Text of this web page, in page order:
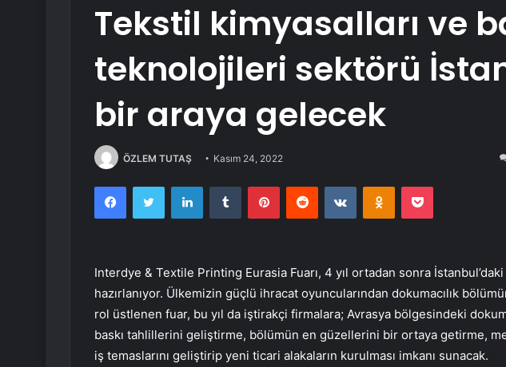
Tekstil kimyasalları ve
teknolojileri sektörü
bir araya gelecek
ÖZLEM TUTAŞ Kasım 24, 2022
FacebookTwitter LinkedInTumblr PinterestReddit VKontakteOdnoklassniki
Pocket
Interdye & Textile Printing Eurasia Fuarı, 4 yıl ortadan sonra
hazırlanıyor. Ülkemizin güçlü ihracat oyuncularından dokumacılık
rol üstlenen fuar, bu yıl da iştirakçi firmalara; Avrasya bölgesindeki
baskı tahlillerini geliştirme, bölümün en güzellerini bir ortaya getirme,
iş temaslarını geliştirip yeni ticari alakaların kurulması imkanı sunacak.